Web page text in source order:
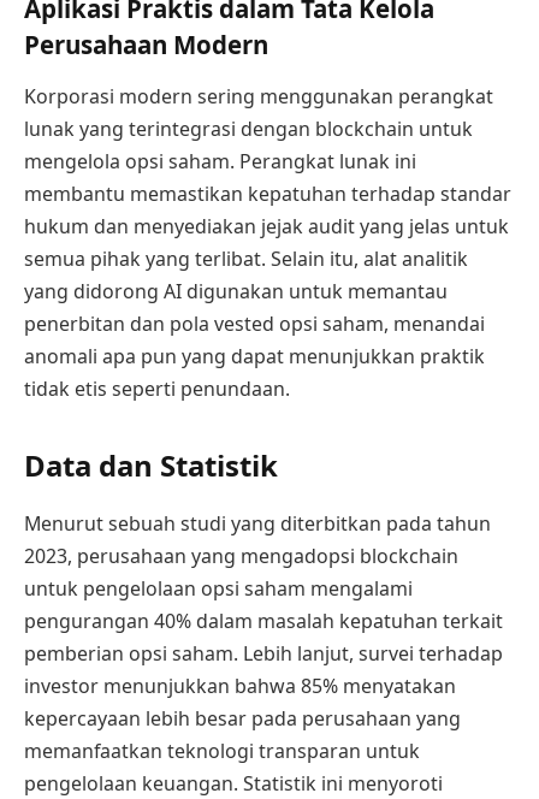
Aplikasi Praktis dalam Tata Kelola
Perusahaan Modern
Korporasi modern sering menggunakan perangkat
lunak yang terintegrasi dengan blockchain untuk
mengelola opsi saham. Perangkat lunak ini
membantu memastikan kepatuhan terhadap standar
hukum dan menyediakan jejak audit yang jelas untuk
semua pihak yang terlibat. Selain itu, alat analitik
yang didorong AI digunakan untuk memantau
penerbitan dan pola vested opsi saham, menandai
anomali apa pun yang dapat menunjukkan praktik
tidak etis seperti penundaan.
Data dan Statistik
Menurut sebuah studi yang diterbitkan pada tahun
2023, perusahaan yang mengadopsi blockchain
untuk pengelolaan opsi saham mengalami
pengurangan 40% dalam masalah kepatuhan terkait
pemberian opsi saham. Lebih lanjut, survei terhadap
investor menunjukkan bahwa 85% menyatakan
kepercayaan lebih besar pada perusahaan yang
memanfaatkan teknologi transparan untuk
pengelolaan keuangan. Statistik ini menyoroti